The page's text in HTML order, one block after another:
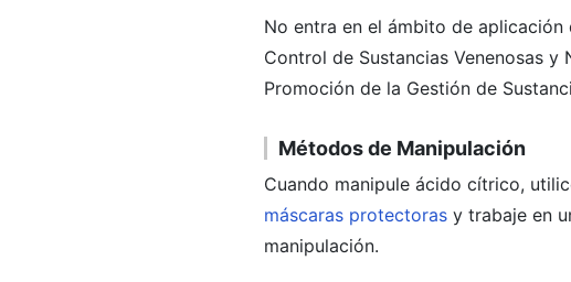
No entra en el ámbito de aplicación
Control de Sustancias Venenosas
Promoción de la Gestión de
Métodos de Manipulación
Cuando manipule ácido cítrico,
máscaras protectoras y trabaje en
manipulación.